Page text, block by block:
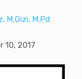
M.Gizi, M.Pd
10, 2017